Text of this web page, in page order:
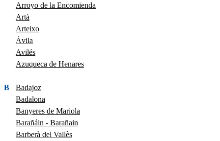
Arroyo de la Encomienda
Artà
Arteixo
Ávila
Avilés
Azuqueca de Henares
B
Badajoz
Badalona
Banyeres de Mariola
Barañáin - Barañain
Barberà del Vallès